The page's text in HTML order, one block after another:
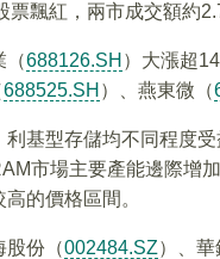
飄紅，兩市成交額約
（688126.SH ）大漲超
688525.SH ）、燕東微（
基型存儲均不同程度
市場主要產能邊際增
的價格區間。
股份（002484.SZ）、華